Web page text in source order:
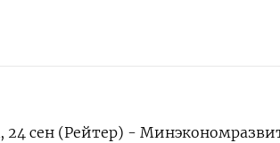
сен (Рейтер) -